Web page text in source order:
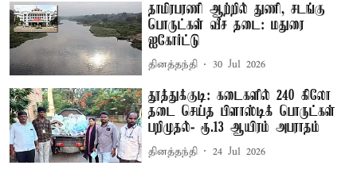
தாமிரபரணி ஆற்றில் துணி, சடங்கு
பொருட்கள் வீச தடை: மதுரை
ஐகோர்ட்டு
தினத்தந்தி 30 Jul 2026
தூத்துக்குடி: கடைகளில் 240 கிலோ
தடை செய்த பிளாஸ்டிக் பொருட்கள்
பறிமுதல்- ரூ.13 ஆயிரம் அபராதம்
தினத்தந்தி 24 Jul 2026